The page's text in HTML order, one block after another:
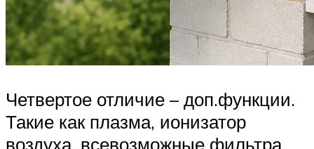
Четвертое отличие – доп.функции.
Такие как плазма, ионизатор
воздуха, всевозможные фильтра,